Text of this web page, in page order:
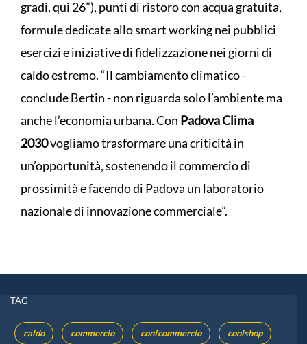
gradi, qui 26”), punti di ristoro con acqua gratuita,
formule dedicate allo smart working nei pubblici
esercizi e iniziative di fidelizzazione nei giorni di
caldo estremo. “Il cambiamento climatico -
conclude Bertin - non riguarda solo l’ambiente ma
anche l’economia urbana. Con Padova Clima
2030vogliamo trasformare una criticità in
un’opportunità, sostenendo il commercio di
prossimità e facendo di Padova un laboratorio
nazionale di innovazione commerciale”.
TAG
caldo commercio confcommercio coolshop